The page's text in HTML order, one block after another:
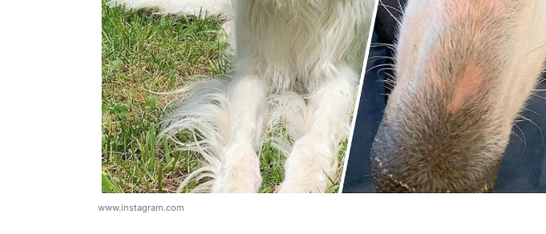
www.instagram.com